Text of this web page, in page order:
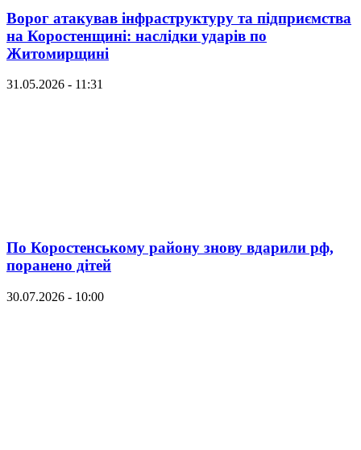
Ворог атакував інфраструктуру та підприємства
на Коростенщині: наслідки ударів по
Житомирщині
31.05.2026 - 11:31
По Коростенському району знову вдарили рф,
поранено дітей
30.07.2026 - 10:00